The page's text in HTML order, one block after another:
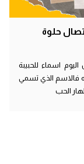
حلوة
اسماء للحبيبة
فالاسم الذي تسمي
الحب